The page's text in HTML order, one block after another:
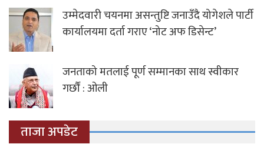
उम्मेदवारी चयनमा असन्तुष्टि जनाउँदै योगेशले पार्टी
कार्यालयमा दर्ता गराए ‘नोट अफ डिसेन्ट’
जनताको मतलाई पूर्ण सम्मानका साथ स्वीकार
गर्छौं : ओली
ताजा अपडेट